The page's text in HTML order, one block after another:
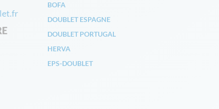
BOFA
DOUBLET ESPAGNE
DOUBLET PORTUGAL
HERVA
EPS-DOUBLET